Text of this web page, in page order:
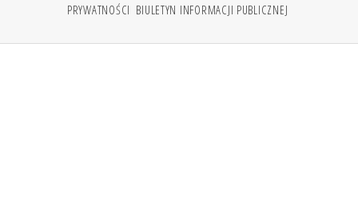
PRYWATNOŚCI BIULETYN INFORMACJI PUBLICZNEJ